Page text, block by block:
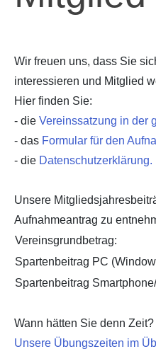
Wir freuen uns, dass Sie
interessieren und Mitglied
Hier finden Sie:
- die Vereinssatzung in der
- das Formular für den
- die Datenschutzerklärung.
Unsere
Aufnahmeantrag zu
Vereinsgrundbetrag:
Spartenbeitrag PC
Spartenbeitrag
Wann hätten Sie denn Zeit?
Unsere Übungszeiten im
Wie alles begann